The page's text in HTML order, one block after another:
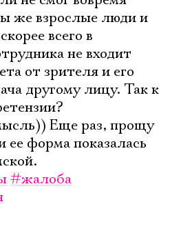
же взрослые люди и
всего в
не входит
от зрителя и его
другому лицу. Так к
Еще раз, прощу
форма показалась
#жалоба